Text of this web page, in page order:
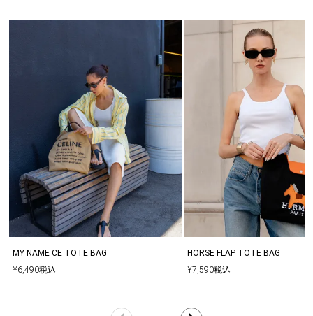
MY NAME CE TOTE BAG
¥6,490税込
HORSE FLAP TOTE BAG
¥7,590税込